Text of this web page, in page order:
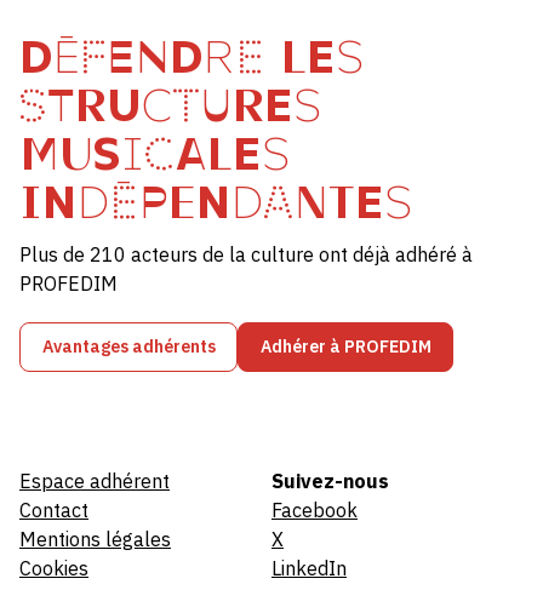
DÉFENDRE LES
STRUCTURES
MUSICALES
INDÉPENDANTES
Plus de 210 acteurs de la culture ont déjà adhéré à
PROFEDIM
Avantages adhérents Adhérer à PROFEDIM
Espace adhérent
Contact
Mentions légales
Cookies
Suivez-nous
Facebook
X
LinkedIn